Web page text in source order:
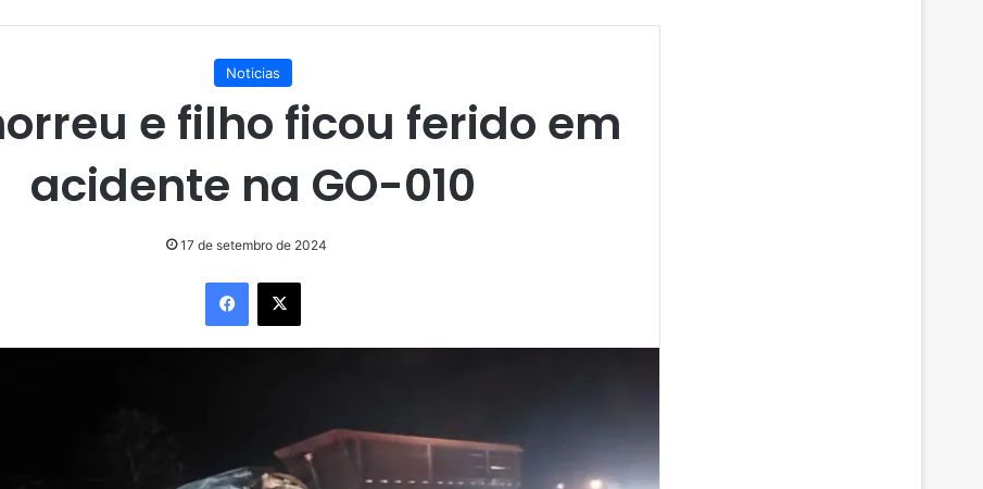
Noticias
e filho ficou ferido em
acidente na GO-010
17 de setembro de 2024
Facebook
X